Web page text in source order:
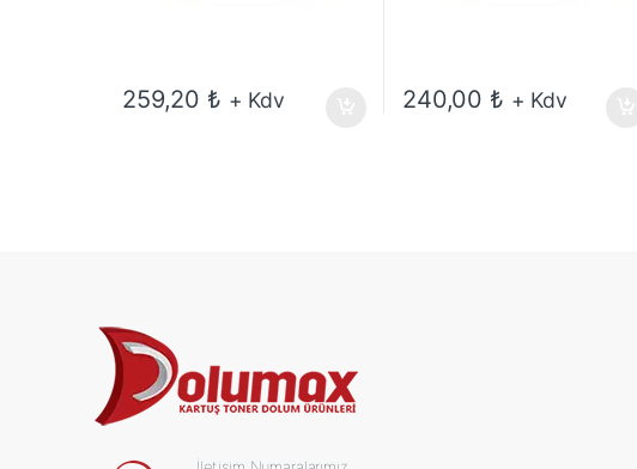
259,20 ₺ + Kdv 240,00 ₺ + Kdv